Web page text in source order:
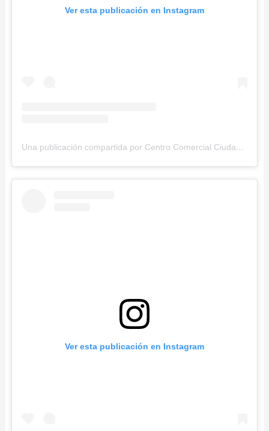
Ver esta publicación en Instagram
Una publicación compartida por Centro Comercial Ciudad Tunal (@ciudadtunal)
Ver esta publicación en Instagram